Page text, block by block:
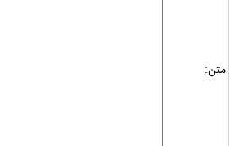
متن: